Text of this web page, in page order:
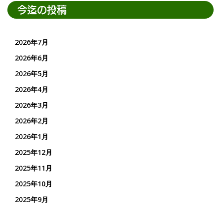
今迄の投稿
2026年7月
2026年6月
2026年5月
2026年4月
2026年3月
2026年2月
2026年1月
2025年12月
2025年11月
2025年10月
2025年9月